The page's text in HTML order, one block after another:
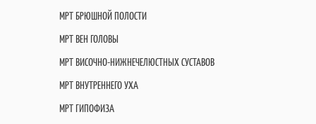
МРТ БРЮШНОЙ ПОЛОСТИ
МРТ ВЕН ГОЛОВЫ
МРТ ВИСОЧНО-НИЖНЕЧЕЛЮСТНЫХ СУСТАВОВ
МРТ ВНУТРЕННЕГО УХА
МРТ ГИПОФИЗА